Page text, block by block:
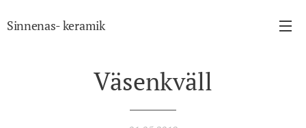
Sinnenas- keramik
Väsenkväll